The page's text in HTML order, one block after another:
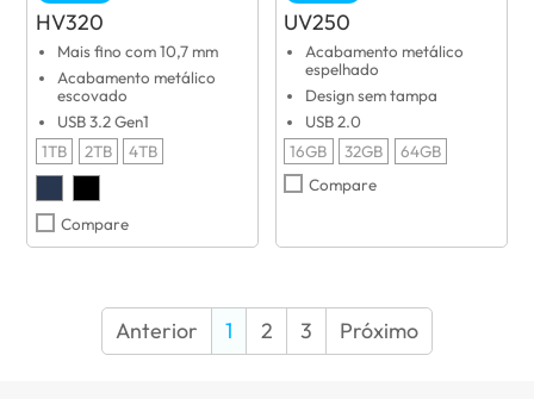
HV320
Mais fino com 10,7 mm
Acabamento metálico
escovado
USB 3.2 Gen1
1TB
2TB 4TB
Compare
UV250
Acabamento metálico
espelhado
Design sem tampa
USB 2.0
16GB
32GB
64GB
Compare
Anterior 1 2 3 Próximo